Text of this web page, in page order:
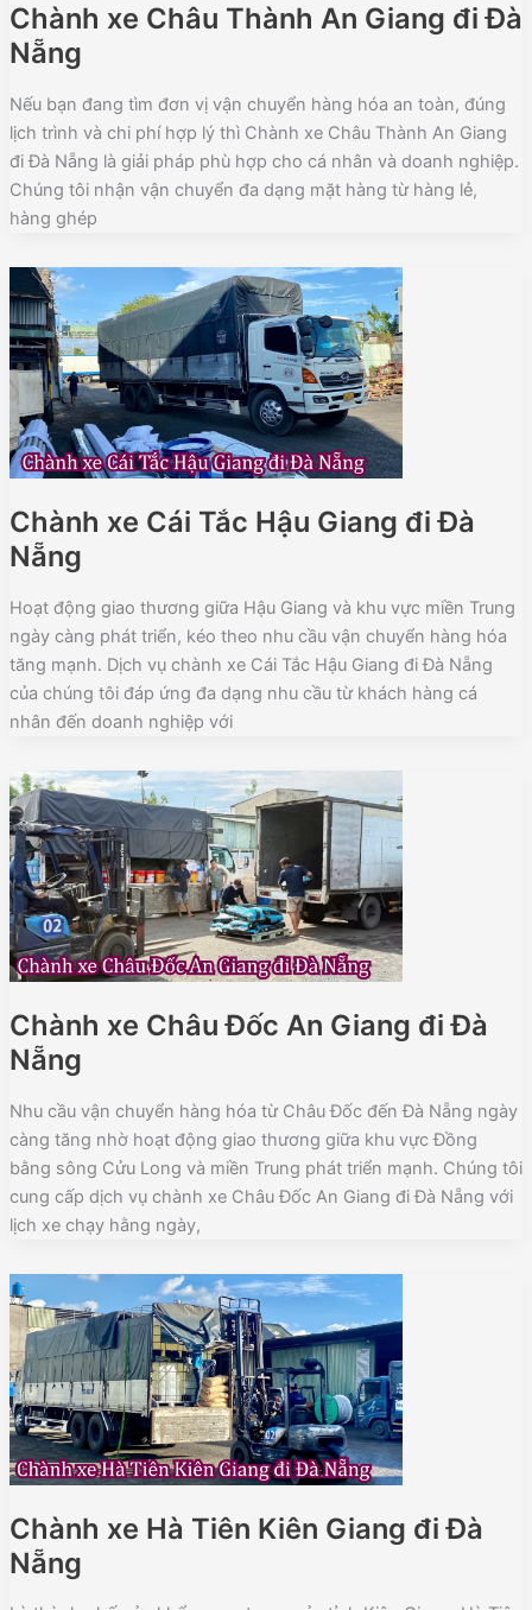
Chành xe Châu Thành An Giang đi Đà
Nẵng
Nếu bạn đang tìm đơn vị vận chuyển hàng hóa an toàn, đúng
lịch trình và chi phí hợp lý thì Chành xe Châu Thành An Giang
đi Đà Nẵng là giải pháp phù hợp cho cá nhân và doanh nghiệp.
Chúng tôi nhận vận chuyển đa dạng mặt hàng từ hàng lẻ,
hàng ghép
Chành xe Cái Tắc Hậu Giang đi Đà
Nẵng
Hoạt động giao thương giữa Hậu Giang và khu vực miền Trung
ngày càng phát triển, kéo theo nhu cầu vận chuyển hàng hóa
tăng mạnh. Dịch vụ chành xe Cái Tắc Hậu Giang đi Đà Nẵng
của chúng tôi đáp ứng đa dạng nhu cầu từ khách hàng cá
nhân đến doanh nghiệp với
Chành xe Châu Đốc An Giang đi Đà
Nẵng
Nhu cầu vận chuyển hàng hóa từ Châu Đốc đến Đà Nẵng ngày
càng tăng nhờ hoạt động giao thương giữa khu vực Đồng
bằng sông Cửu Long và miền Trung phát triển mạnh. Chúng tôi
cung cấp dịch vụ chành xe Châu Đốc An Giang đi Đà Nẵng với
lịch xe chạy hằng ngày,
Chành xe Hà Tiên Kiên Giang đi Đà
Nẵng